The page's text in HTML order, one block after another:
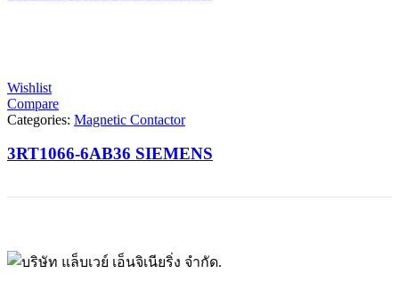
Wishlist
Compare
Categories: Magnetic Contactor
3RT1066-6AB36 SIEMENS